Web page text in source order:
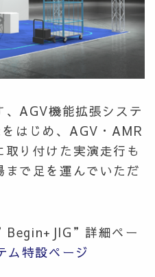
AGV機能拡張システ
はじめ、AGV・AMR
り付けた実演走行も
で足を運んでいただ
詳細ペー
ム特設ページ